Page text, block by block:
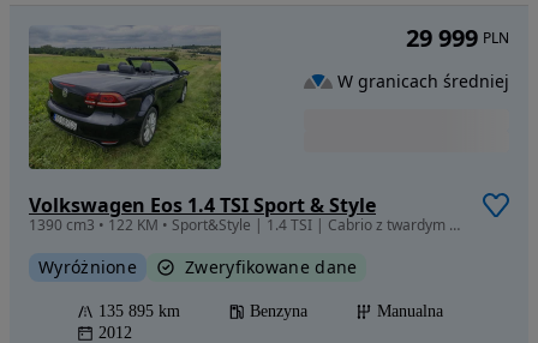
Volkswagen Eos 1.4 TSI Sport & Style
1390 cm3 • 122 KM • Sport&Style | 1.4 TSI | Cabrio z twardym dachem | Wyjątkowo zadbany
Wyróżnione Zweryfikowane dane
135 895 km Benzyna
Manualna
2012
29 999 PLN
W granicach średniej